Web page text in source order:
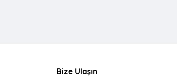
Bize Ulaşın